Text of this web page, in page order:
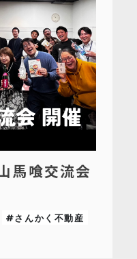
馬喰交流会
#さんかく不動産